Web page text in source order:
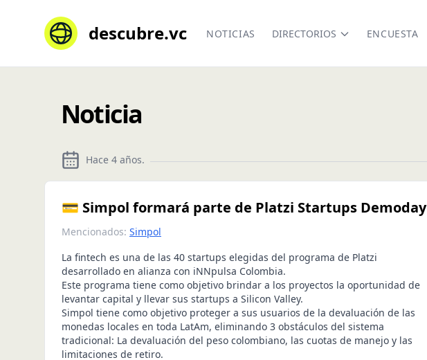
descubre.vc NOTICIAS DIRECTORIOS ENCUESTA
Noticia
Hace 4 años.
💳 Simpol formará parte de Platzi Startups Demoday
Mencionados: Simpol
La fintech es una de las 40 startups elegidas del programa de Platzi
desarrollado en alianza con iNNpulsa Colombia.
Este programa tiene como objetivo brindar a los proyectos la oportunidad de
levantar capital y llevar sus startups a Silicon Valley.
Simpol tiene como objetivo proteger a sus usuarios de la devaluación de las
monedas locales en toda LatAm, eliminando 3 obstáculos del sistema
tradicional: La devaluación del peso colombiano, las cuotas de manejo y las
limitaciones de retiro.